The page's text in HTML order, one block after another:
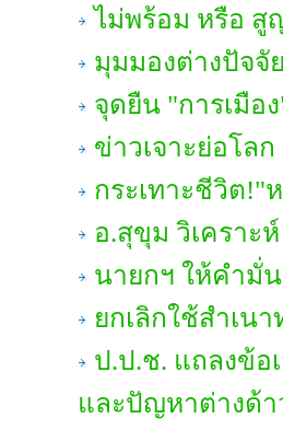
ไม่พร้อม หรือ สู
มุมมองต่างปัจจั
จุดยืน "การเมือ
ข่าวเจาะย่อโล
กระเทาะชีวิต!"
อ.สุขุม วิเคราะ
นายกฯ ให้คำมั่
ยกเลิกใช้สำเน
ป.ป.ช. แถลงข้อ
และปัญหาต่างด้า